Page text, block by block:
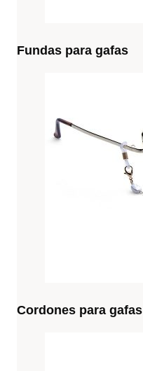
Fundas para gafas
Cordones para gafas